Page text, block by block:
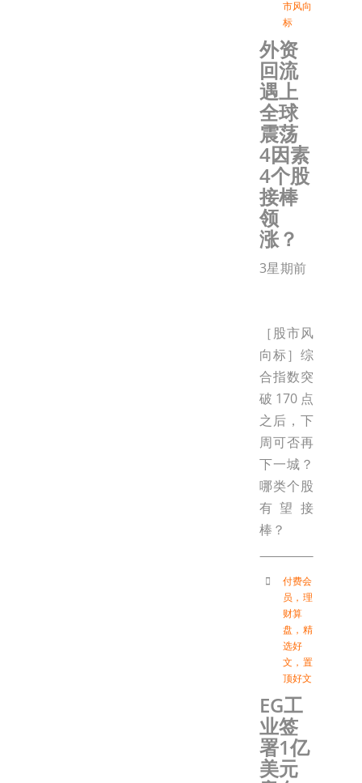
市风向
标
外资
回流
遇上
全球
震荡
4因素
4个股
接棒
领
涨？
3星期前
［股市风
向标］综
合指数突
破170点
之后，下
周可否再
下一城？
哪类个股
有望接
棒？
付费会
员 ， 理
财算
盘 ， 精
选好
文 ， 置
顶好文
EG工
业签
署1亿
美元